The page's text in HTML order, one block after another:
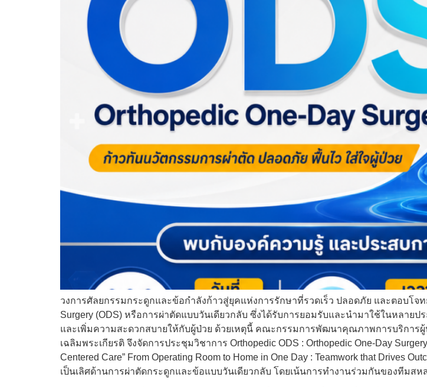
วงการศัลยกรรมกระดูกและข้อกำลังก้าวสู่ยุคแห่งการรักษาที่รวดเร็ว ปลอดภัย และตอบโ
Surgery (ODS) หรือการผ่าตัดแบบวันเดียวกลับ ซึ่งได้รับการยอมรับและนำมาใช้ในหลาย
และเพิ่มความสะดวกสบายให้กับผู้ป่วย ด้วยเหตุนี้ คณะกรรมการพัฒนาคุณภาพการบริการผู้
เฉลิมพระเกียรติ จึงจัดการประชุมวิชาการ Orthopedic ODS : Orthopedic One-Day
Centered Care” From Operating Room to Home in One Day : Teamwork that Drives
เป็นเลิศด้านการผ่าตัดกระดูกและข้อแบบวันเดียวกลับ โดยเน้นการทำงานร่วมกันของทีม